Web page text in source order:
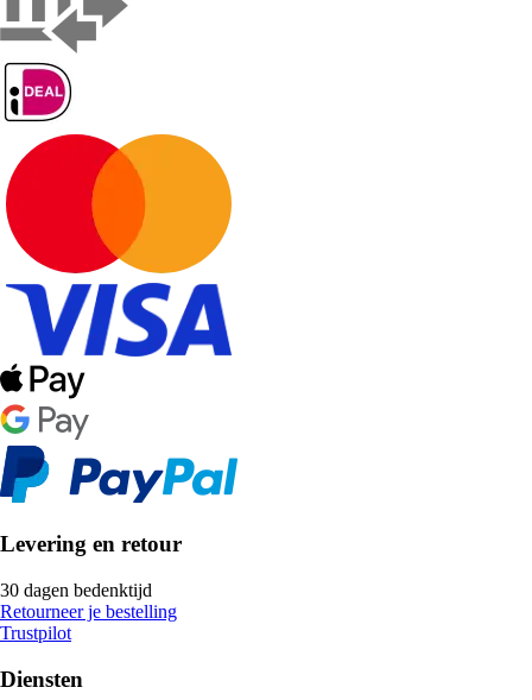
Levering en retour
30 dagen bedenktijd
Retourneer je bestelling
Trustpilot
Diensten